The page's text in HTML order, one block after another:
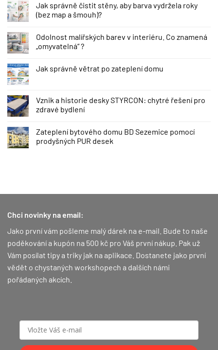
Jak správně čistit stěny, aby barva vydržela roky
(bez map a šmouh)?
Odolnost malířských barev v interiéru. Co znamená
„omyvatelná“ ?
Jak správně větrat po zateplení domu
Vznik a historie desky STYRCON: chytré řešení pro
zdravé bydlení
Zateplení bytového domu BD Sezemice pomocí
prodyšných PUR desek
Chci novinky na email:
Jako první vám pošleme malý dárek na e-mail. Bude to naše
poděkování a kupón na 500 kč pro Váš první nákup. Pak už
Vám posílat tipy a triky jak na aplikace. Dostanete jako první
vědět o chystaných workshopech a dalších námi
pořádaných akcích.